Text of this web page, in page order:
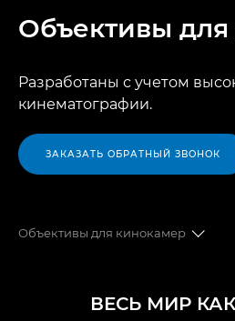
Объективы
Разработаны с учетом
кинематографии.
ЗАКАЗАТЬ ОБРАТНЫЙ ЗВОНОК
Объективы для кинокамер
ВЕСЬ МИР